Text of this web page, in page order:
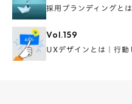
採用ブランディングと
Vol.159
UXデザインとは｜行動